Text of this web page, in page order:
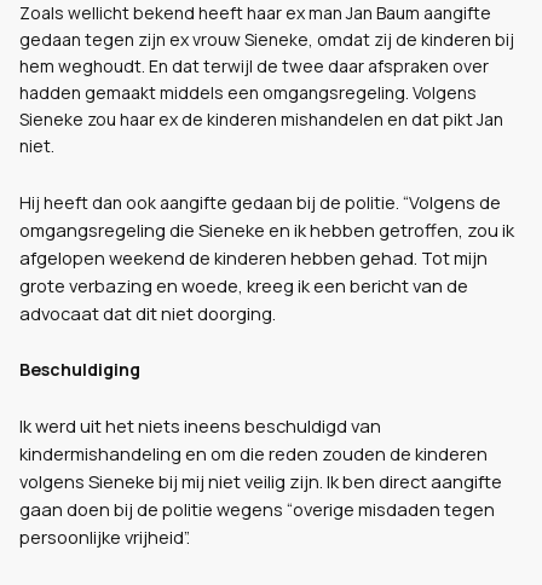
Zoals wellicht bekend heeft haar ex man Jan Baum aangifte
gedaan tegen zijn ex vrouw Sieneke, omdat zij de kinderen bij
hem weghoudt. En dat terwijl de twee daar afspraken over
hadden gemaakt middels een omgangsregeling. Volgens
Sieneke zou haar ex de kinderen mishandelen en dat pikt Jan
niet.
Hij heeft dan ook aangifte gedaan bij de politie. “Volgens de
omgangsregeling die Sieneke en ik hebben getroffen, zou ik
afgelopen weekend de kinderen hebben gehad. Tot mijn
grote verbazing en woede, kreeg ik een bericht van de
advocaat dat dit niet doorging.
Beschuldiging
Ik werd uit het niets ineens beschuldigd van
kindermishandeling en om die reden zouden de kinderen
volgens Sieneke bij mij niet veilig zijn. Ik ben direct aangifte
gaan doen bij de politie wegens “overige misdaden tegen
persoonlijke vrijheid”.